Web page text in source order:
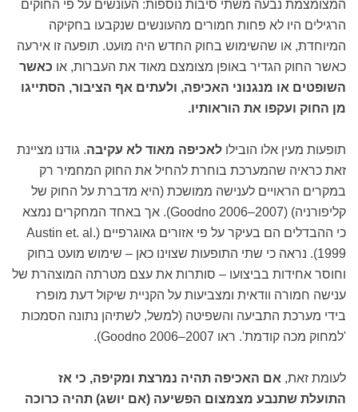
המצומצמת נבעה משתי סיבות נוספות: העונשים על פי החוקים
הרגילים היו לא פחות חמורים מהעונשים שנקבעו בחקיקה
המיוחדת, או שהשימוש בחוק החדש היה מועט. תופעה זו אירעה
כאשר החוק הגדיר באופן מצומצם מאוד את העברות, או כאשר
השופטים או מנגנוני האכיפה, ולעתים אף הציבור, הסתייגו
מן החוק ועקפו את הוראותיו.
תופעות מעין אלו הובילו לאכיפה מאוד לא עקיבה. גודנו מציינת
זאת כראיה שהמערכת בוחרת להחיל את החוק המחמיר רק
במקרים הראויים לענישה ממושכת (היא מדברת על החוק של
קליפורניה) (Goodno 2006–2007). אך באחד המחקרים נמצא
כי ההבדלים הם בעיקר על פי אזורים גאוגרפיים (Austin et. al.
1999). נראה כי שתי התופעות שצוינו כאן – שימוש מועט בחוק
וחוסר אחידות בביצועו – סותרות את עצם מטרתה המוצהרת של
ענישה חמורה וודאית ומצביעות על הקניית שיקול דעת מופרז
בידי מערכת התביעה והשפיטה (למשל, לשתיהן נתונה הסמכות
'למחוק מכה קודמת'. ראו Goodno 2006–2007).
לעומת זאת, אם האכיפה תהיה נמרצת ומקיפה, כי אז
התועלת שתנבע מצמצום הפשיעה (אם יושג) תהיה כרוכה